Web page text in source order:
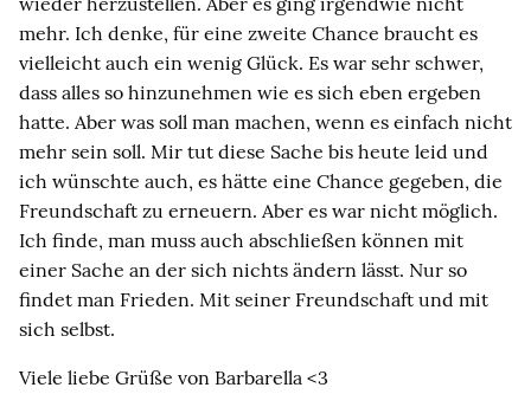
mehr. Ich denke, für eine zweite Chance braucht es
vielleicht auch ein wenig Glück. Es war sehr schwer,
dass alles so hinzunehmen wie es sich eben ergeben
hatte. Aber was soll man machen, wenn es einfach nicht
mehr sein soll. Mir tut diese Sache bis heute leid und
ich wünschte auch, es hätte eine Chance gegeben, die
Freundschaft zu erneuern. Aber es war nicht möglich.
Ich finde, man muss auch abschließen können mit
einer Sache an der sich nichts ändern lässt. Nur so
findet man Frieden. Mit seiner Freundschaft und mit
sich selbst.
Viele liebe Grüße von Barbarella <3